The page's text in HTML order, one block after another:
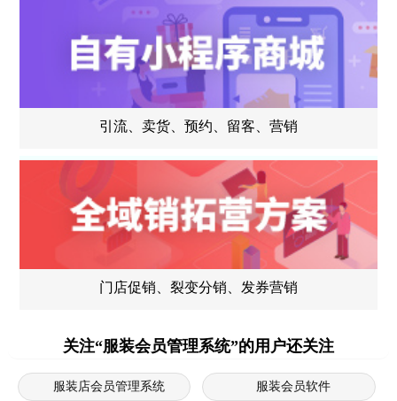
引流、卖货、预约、留客、营销
门店促销、裂变分销、发券营销
关注“服装会员管理系统”的用户还关注
服装店会员管理系统 服装会员软件